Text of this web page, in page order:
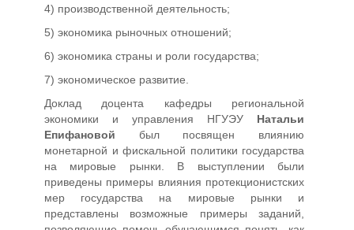
4) производственной деятельность;
5) экономика рыночных отношений;
6) экономика страны и роли государства;
7) экономическое развитие.
Доклад доцента кафедры региональной
экономики и управления НГУЭУ Натальи
Епифановой был посвящен влиянию
монетарной и фискальной политики государства
на мировые рынки. В выступлении были
приведены примеры влияния протекционистских
мер государства на мировые рынки и
представлены возможные примеры заданий,